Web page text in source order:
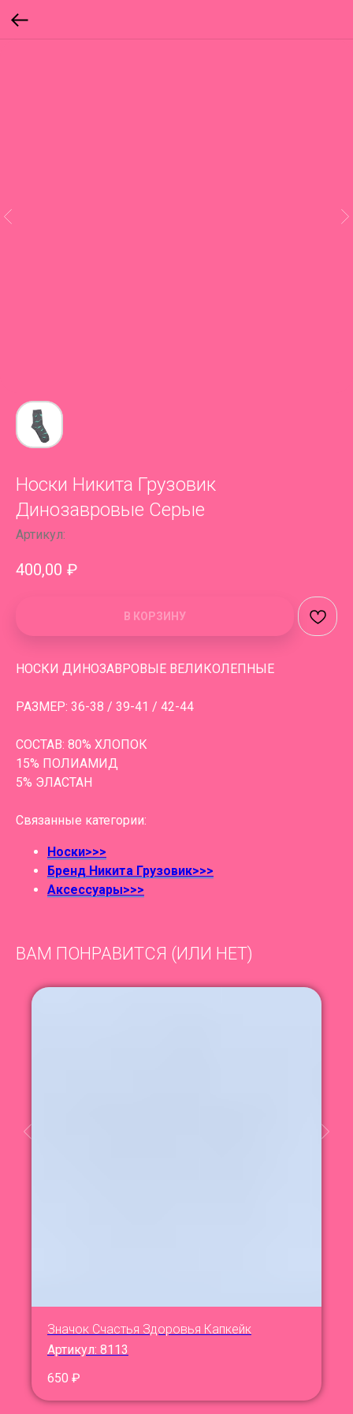
Носки Никита Грузовик
Динозавровые Серые
Артикул:
400,00 ₽
В КОРЗИНУ
НОСКИ ДИНОЗАВРОВЫЕ ВЕЛИКОЛЕПНЫЕ
РАЗМЕР: 36-38 / 39-41 / 42-44
СОСТАВ: 80% ХЛОПОК
15% ПОЛИАМИД
5% ЭЛАСТАН
Связанные категории:
Носки>>>
Бренд Никита Грузовик>>>
Аксессуары>>>
ВАМ ПОНРАВИТСЯ (ИЛИ НЕТ)
Значок Счастья Здоровья Капкейк
Артикул: 8113
650 ₽